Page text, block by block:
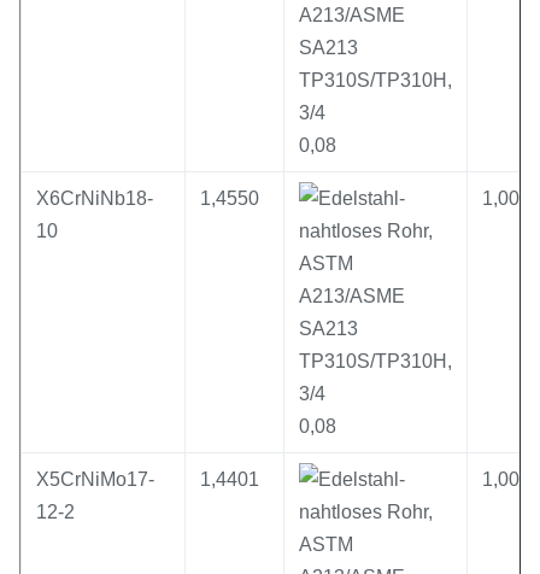
0,08
X6CrNiNb18-
10
1,4550
0,08
1,00
X5CrNiMo17-
12-2
1,4401 1,00